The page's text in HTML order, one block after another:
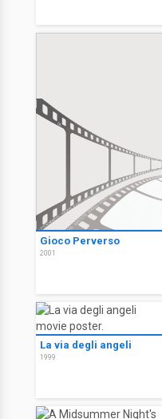
Gioco Perverso
2001
La via degli angeli
1999